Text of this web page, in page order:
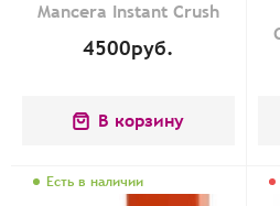
Mancera Instant Crush
4500руб.
В корзину
Есть в наличии